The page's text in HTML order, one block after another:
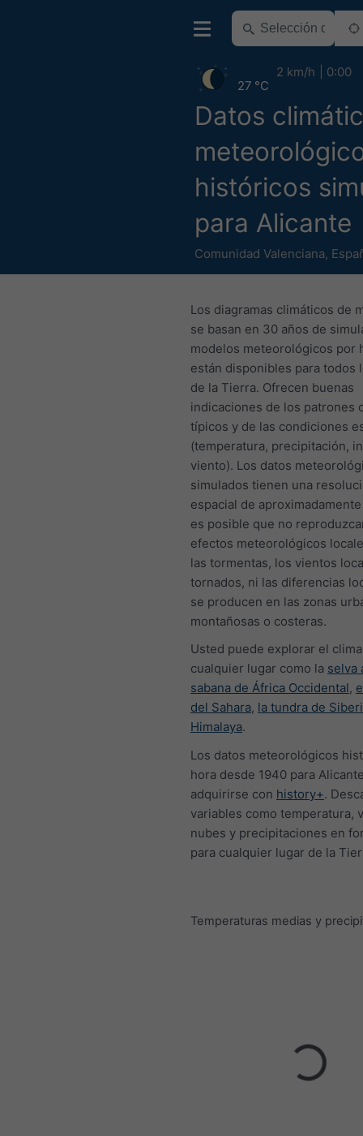
Datos
históricos
para Alicante
Comunidad Valenciana,
27 °C
2 km/h 0:00
Los diagramas climáticos de
se basan en 30 años de
modelos meteorológicos por
están disponibles para todos
de la Tierra. Ofrecen buenas
indicaciones de los patrones
típicos y de las condiciones
(temperatura, precipitación,
viento). Los datos
simulados tienen una
espacial de
es posible que no
efectos meteorológicos
las tormentas, los vientos
tornados, ni las diferencias
se producen en las zonas
montañosas o costeras.
Usted puede explorar el
cualquier lugar como la selva
sabana de África Occidental,
del Sahara, la tundra de
Himalaya.
Los datos meteorológicos
hora desde 1940 para
adquirirse con history+.
variables como temperatura,
nubes y precipitaciones en
para cualquier lugar de la
Temperaturas medias y